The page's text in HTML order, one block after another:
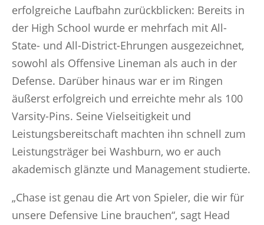
erfolgreiche Laufbahn zurückblicken: Bereits in
der High School wurde er mehrfach mit All-
State- und All-District-Ehrungen ausgezeichnet,
sowohl als Offensive Lineman als auch in der
Defense. Darüber hinaus war er im Ringen
äußerst erfolgreich und erreichte mehr als 100
Varsity-Pins. Seine Vielseitigkeit und
Leistungsbereitschaft machten ihn schnell zum
Leistungsträger bei Washburn, wo er auch
akademisch glänzte und Management studierte.
„Chase ist genau die Art von Spieler, die wir für
unsere Defensive Line brauchen“, sagt Head